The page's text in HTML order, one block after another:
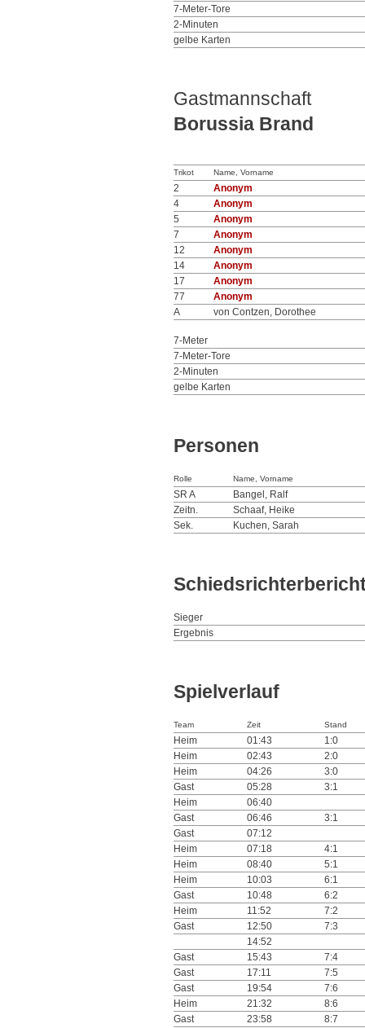
7-Meter-Tore
2-Minuten
gelbe Karten
Gastmannschaft
Borussia Brand
Trikot Name, Vorname
2
Anonym
4
Anonym
5
Anonym
7
Anonym
12
Anonym
14
Anonym
17
Anonym
77
Anonym
A
von Contzen, Dorothee
7-Meter
7-Meter-Tore
2-Minuten
gelbe Karten
Personen
Rolle Name, Vorname
SR A
Bangel, Ralf
Zeitn.
Schaaf, Heike
Sek.
Kuchen, Sarah
Sieger
Ergebnis
Spielverlauf
Team Zeit Stand
Heim 01:43
1:0
Heim
02:43
2:0
Heim
04:26
3:0
Gast
05:28
3:1
Heim
06:40
Gast
06:46
3:1
Gast
07:12
Heim
07:18
4:1
Heim
08:40
5:1
Heim
10:03
6:1
Gast
10:48
6:2
Heim
11:52
7:2
Gast
12:50
7:3
14:52
Gast
15:43
7:4
Gast
17:11
7:5
Gast
19:54
7:6
Heim
21:32
8:6
Gast
23:58
8:7